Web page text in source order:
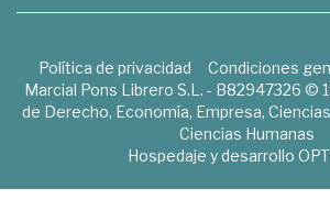
Política de privacidad Condiciones
Marcial Pons Librero S.L. - B82947326 ©
de Derecho, Economía, Empresa,
Ciencias Humanas
Hospedaje y desarrollo